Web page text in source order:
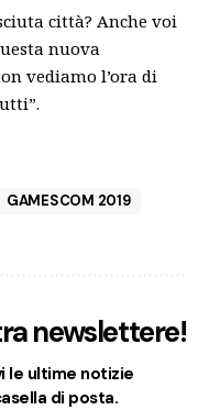
città? Anche voi
nuova
vediamo l’ora di
GAMESCOM 2019
newslettere!
le ultime notizie
di posta.